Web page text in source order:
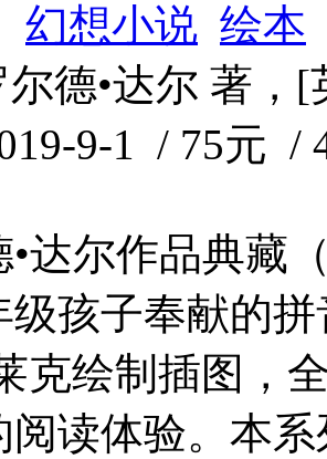
幻想小说 绘本
德•达尔 著，
9-1 / 75元 /
•达尔作品典藏
级孩子奉献的
克绘制插图，
阅读体验。本